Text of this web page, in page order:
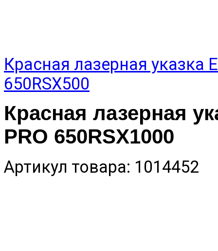
Красная лазерная указка
650RSX500
Красная лазерная
PRO 650RSX1000
Артикул товара: 1014452